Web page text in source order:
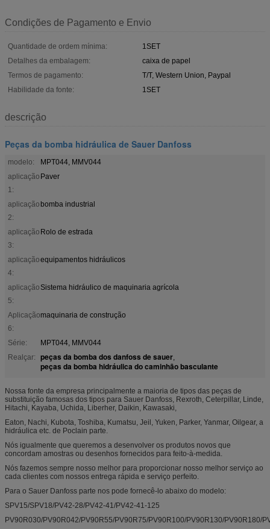
Condições de Pagamento e Envio
Quantidade de ordem mínima:
1SET
Detalhes da embalagem:
caixa de papel
Termos de pagamento:
T/T, Western Union, Paypal
Habilidade da fonte:
1SET
descrição
Peças da bomba hidráulica de Sauer Danfoss
modelo:
MPT044, MMV044
aplicação
1:
Paver
aplicação
2:
bomba industrial
aplicação
3:
Rolo de estrada
aplicação
4:
equipamentos hidráulicos
aplicação
5:
Sistema hidráulico de maquinaria agrícola
Aplicação
6:
maquinaria de construção
Série:
MPT044, MMV044
Realçar:
peças da bomba dos danfoss de sauer,
peças da bomba hidráulica do caminhão basculante
Nossa fonte da empresa principalmente a maioria de tipos das peças de
substituição famosas dos tipos para Sauer Danfoss, Rexroth, Ceterpillar, Linde,
Hitachi, Kayaba, Uchida, Liberher, Daikin, Kawasaki,
Eaton, Nachi, Kubota, Toshiba, Kumatsu, Jeil, Yuken, Parker, Yanmar, Oilgear, a
hidráulica etc. de Poclain parte.
Nós igualmente que queremos a desenvolver os produtos novos que
concordam amostras ou desenhos fornecidos para feito-à-medida.
Nós fazemos sempre nosso melhor para proporcionar nosso melhor serviço ao
cada clientes com nossos entrega rápida e serviço perfeito.
Para o Sauer Danfoss parte nos pode fornecê-lo abaixo do modelo:
SPV15/SPV18/PV42-28/PV42-41/PV42-41-125
PV90R030/PV90R042/PV90R55/PV90R75/PV90R100/PV90R130/PV90R180/